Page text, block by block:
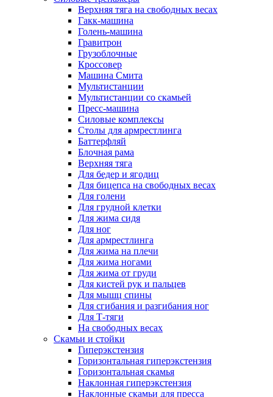
Верхняя тяга на свободных весах
Гакк-машина
Голень-машина
Гравитрон
Грузоблочные
Кроссовер
Машина Смита
Мультистанции
Мультистанции со скамьей
Пресс-машина
Силовые комплексы
Столы для армрестлинга
Баттерфляй
Блочная рама
Верхняя тяга
Для бедер и ягодиц
Для бицепса на свободных весах
Для голени
Для грудной клетки
Для жима сидя
Для ног
Для армрестлинга
Для жима на плечи
Для жима ногами
Для жима от груди
Для кистей рук и пальцев
Для мышц спины
Для сгибания и разгибания ног
Для Т-тяги
На свободных весах
Скамьи и стойки
Гиперэкстензия
Горизонтальная гиперэкстензия
Горизонтальная скамья
Наклонная гиперэкстензия
Наклонные скамьи для пресса